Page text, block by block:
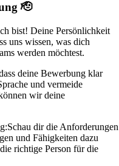
🫡
bist! Deine Persönlichkeit
uns wissen, was dich
werden möchtest.
deine Bewerbung klar
und vermeide
wir deine
Schau dir die Anforderungen
und Fähigkeiten dazu
richtige Person für die